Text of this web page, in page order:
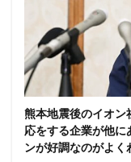
熊本地震後のイオン
応をする企業が他に
ンが好調なのがよく